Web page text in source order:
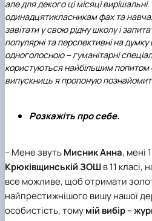
але для декого ці місяці
одинадцятикласникам фах та
завітати у свою рідну школу і
популярні та перспективні на думку
одноголосною – гуманітарні
користуються найбільшим попитом
випускниць я пропоную
Розкажіть про себе.
– Мене звутьМисник Анна, мені
Крюківщинській ЗОШв 11
все можливе, щоб отримати
найпрестижнішого вишу нашої
особистість, томумій вибір –